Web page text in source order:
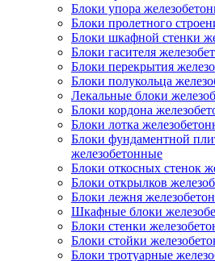
Блоки упора
Блоки пролетного
Блоки шкафной стенки
Блоки гасителя
Блоки перекрытия
Блоки полукольца
Лекальные блоки
Блоки кордона
Блоки лотка
Блоки фундаментной
железобетонные
Блоки откосных стенок
Блоки открылков
Блоки лежня
Шкафные блоки
Блоки стенки
Блоки стойки
Блоки тротуарные